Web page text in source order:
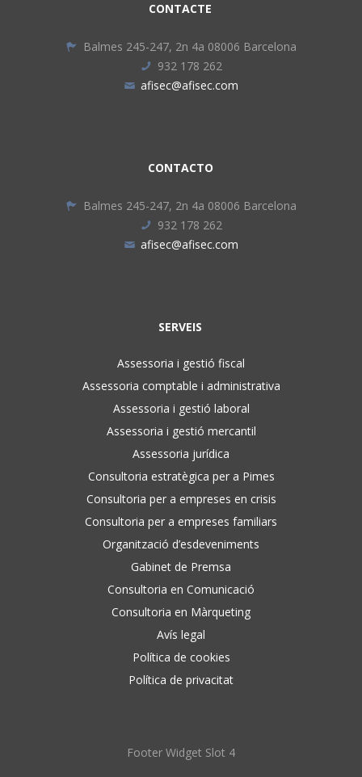
CONTACTE
Balmes 245-247, 2n 4a 08006 Barcelona
932 178 262
afisec@afisec.com
CONTACTO
Balmes 245-247, 2n 4a 08006 Barcelona
932 178 262
afisec@afisec.com
SERVEIS
Assessoria i gestió fiscal
Assessoria comptable i administrativa
Assessoria i gestió laboral
Assessoria i gestió mercantil
Assessoria jurídica
Consultoria estratègica per a Pimes
Consultoria per a empreses en crisis
Consultoria per a empreses familiars
Organització d’esdeveniments
Gabinet de Premsa
Consultoria en Comunicació
Consultoria en Màrqueting
Avís legal
Política de cookies
Política de privacitat
Footer Widget Slot 4